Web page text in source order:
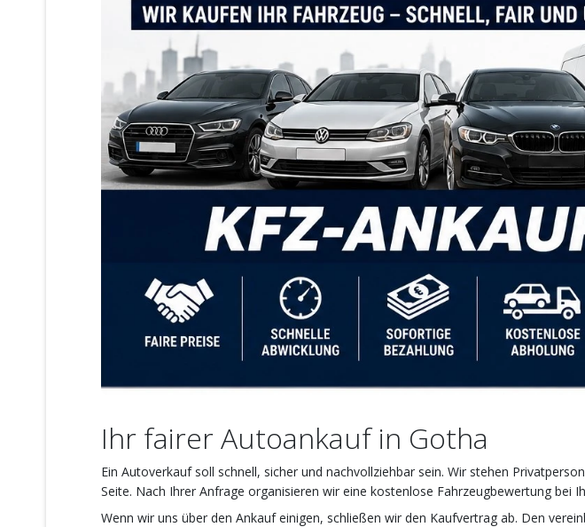
Ihr fairer Autoankauf in Gotha
Ein Autoverkauf soll schnell, sicher und nachvollziehbar sein. Wir stehen
Seite. Nach Ihrer Anfrage organisieren wir eine kostenlose Fahrzeugbewertung bei
Wenn wir uns über den Ankauf einigen, schließen wir den Kaufvertrag ab. Den